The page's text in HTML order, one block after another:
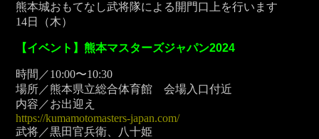
熊本城おもてなし武将隊による開門口上を行います
14日（木）
【イベント】熊本マスターズジャパン2024
時間／10:00〜10:30
場所／熊本県立総合体育館 会場入口付近
内容／お出迎え
https://kumamotomasters-japan.com/
武将／黒田官兵衛、八十姫